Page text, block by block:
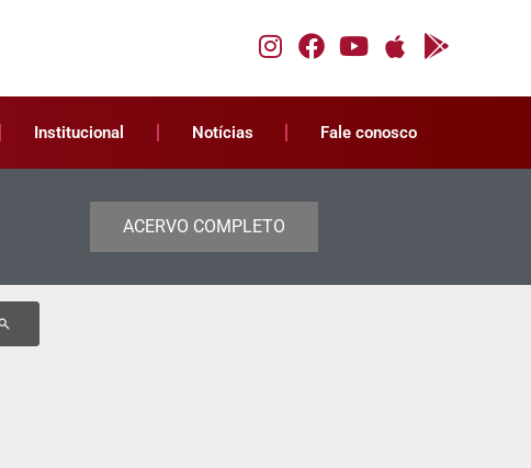
Institucional Notícias Fale conosco
ACERVO COMPLETO